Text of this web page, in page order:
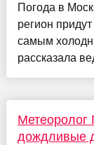
Погода в
регион
самым
рассказала
Метеоролог
дождливые